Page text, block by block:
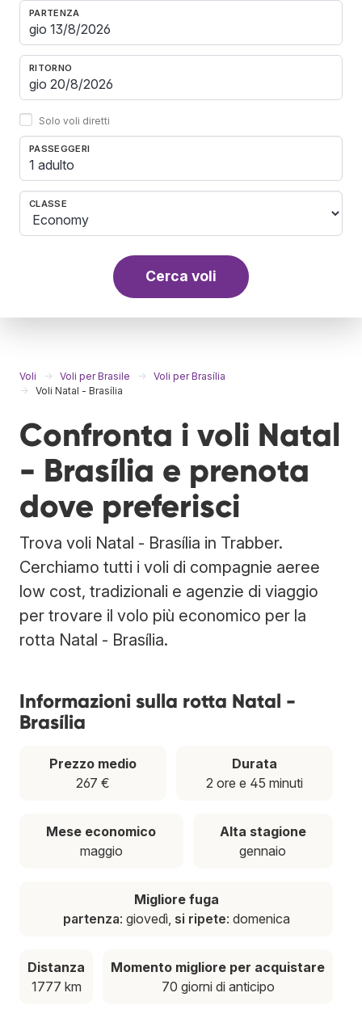
PARTENZA
RITORNO
Solo voli diretti
PASSEGGERI
1 adulto
CLASSE
Cerca voli
Voli Voli per Brasile
Voli per Brasília
Voli Natal - Brasília
Confronta i voli Natal
- Brasília e prenota
dove preferisci
Trova voli Natal - Brasília in Trabber.
Cerchiamo tutti i voli di compagnie aeree
low cost, tradizionali e agenzie di viaggio
per trovare il volo più economico per la
rotta Natal - Brasília.
Informazioni sulla rotta Natal -
Brasília
Prezzo medio
267 €
Durata
2 ore e 45 minuti
Mese economico
maggio
Alta stagione
gennaio
Migliore fuga
partenza: giovedì, si ripete: domenica
Distanza
1777 km
Momento migliore per acquistare
70 giorni di anticipo